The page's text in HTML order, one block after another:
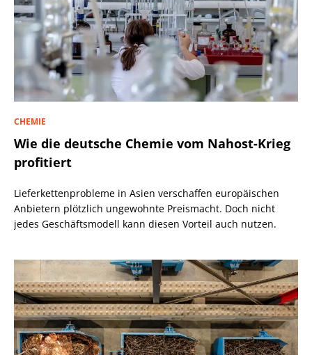
CHEMIE
Wie die deutsche Chemie vom Nahost-Krieg
profitiert
Lieferkettenprobleme in Asien verschaffen europäischen
Anbietern plötzlich ungewohnte Preismacht. Doch nicht
jedes Geschäftsmodell kann diesen Vorteil auch nutzen.